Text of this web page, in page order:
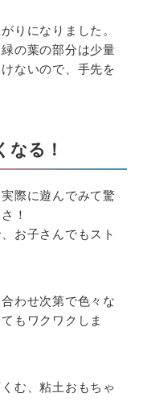
りになりました。
の葉の部分は少量
ないので、手先を
なる！
際に遊んでみて驚
！
お子さんでもスト
わせ次第で色々な
もワクワクしま
む、粘土おもちゃ